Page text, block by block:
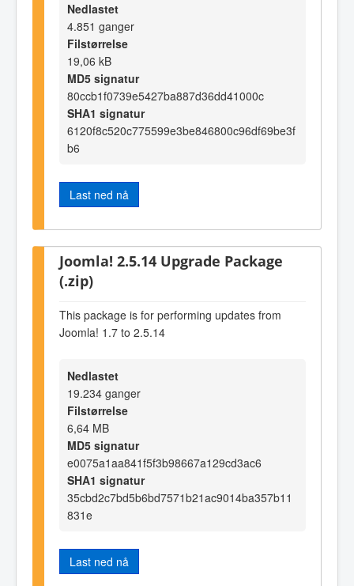
Nedlastet
4.851 ganger
Filstørrelse
19,06 kB
MD5 signatur
80ccb1f0739e5427ba887d36dd41000c
SHA1 signatur
6120f8c520c775599e3be846800c96df69be3f
b6
Last ned nå
Joomla! 2.5.14 Upgrade Package
(.zip)
This package is for performing updates from
Joomla! 1.7 to 2.5.14
Nedlastet
19.234 ganger
Filstørrelse
6,64 MB
MD5 signatur
e0075a1aa841f5f3b98667a129cd3ac6
SHA1 signatur
35cbd2c7bd5b6bd7571b21ac9014ba357b11
831e
Last ned nå